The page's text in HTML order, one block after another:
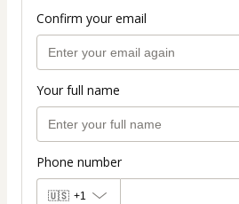
Confirm your email
Your full name
Phone number
🇺🇸 +1